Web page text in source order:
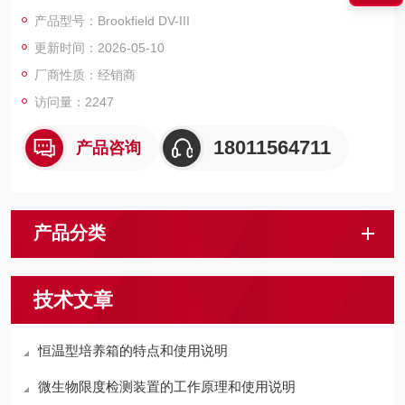
用频率过高、人手过多引起的仪器故障问题，且使用非常方便，
减少操作时间。
产品型号：Brookfield DV-III
更新时间：2026-05-10
厂商性质：经销商
访问量：2247
产品咨询 18011564711
产品分类
技术文章
恒温型培养箱的特点和使用说明
微生物限度检测装置的工作原理和使用说明